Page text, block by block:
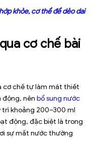
khỏe, cơ thể để dẻo dai
cơ chế bài
cơ chế tự làm mát thiết
động, nên bổ sung nước
trì khoảng 200–300 ml
động, đặc biệt là trong
sự mất nước thường